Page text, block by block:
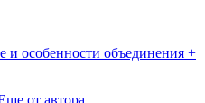
и особенности объединения +
от автора